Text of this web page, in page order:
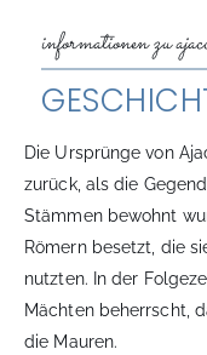
informationen zu
Die Ursprünge von
zurück, als die
Stämmen bewohnt
Römern besetzt, die
nutzten. In der
Mächten beherrscht,
die Mauren.